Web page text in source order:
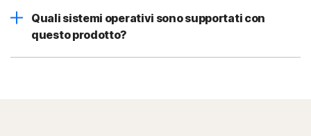
Quali sistemi operativi sono supportati con
questo prodotto?